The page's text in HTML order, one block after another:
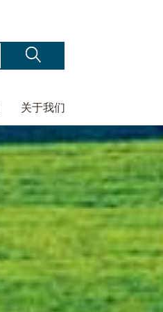
关于我们